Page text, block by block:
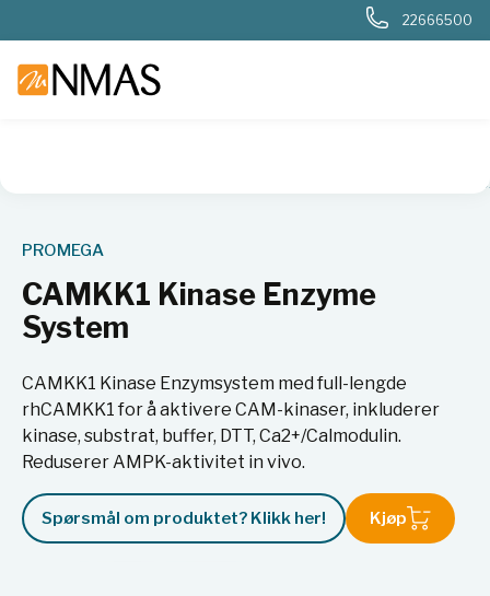
22666500
PROMEGA
CAMKK1 Kinase Enzyme
System
CAMKK1 Kinase Enzymsystem med full-lengde
rhCAMKK1 for å aktivere CAM-kinaser, inkluderer
kinase, substrat, buffer, DTT, Ca2+/Calmodulin.
Reduserer AMPK-aktivitet in vivo.
Spørsmål om produktet? Klikk her! Kjøp